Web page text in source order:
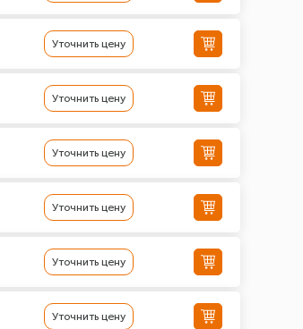
Уточнить цену
Уточнить цену
Уточнить цену
Уточнить цену
Уточнить цену
Уточнить цену